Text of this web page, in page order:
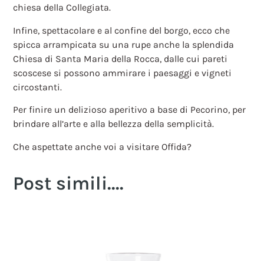
chiesa della Collegiata.
Infine, spettacolare e al confine del borgo, ecco che
spicca arrampicata su una rupe anche la splendida
Chiesa di Santa Maria della Rocca, dalle cui pareti
scoscese si possono ammirare i paesaggi e vigneti
circostanti.
Per finire un delizioso aperitivo a base di Pecorino, per
brindare all’arte e alla bellezza della semplicità.
Che aspettate anche voi a visitare Offida?
Post simili....